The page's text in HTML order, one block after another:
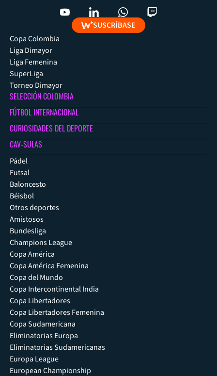
SUSCRÍBASE
Copa Colombia
Liga Dimayor
Liga Femenina
SuperLiga
Torneo Dimayor
SELECCIÓN COLOMBIA
FÚTBOL INTERNACIONAL
CURIOSIDADES DEL DEPORTE
CAV-SULAS
Pádel
Futsal
Baloncesto
Béisbol
Otros deportes
Amistosos
Bundesliga
Champions League
Copa América
Copa América Femenina
Copa del Mundo
Copa Intercontinental India
Copa Libertadores
Copa Libertadores Femenina
Copa Sudamericana
Eliminatorias Europa
Eliminatorias Sudamericanas
Europa League
European Championship